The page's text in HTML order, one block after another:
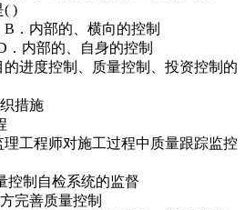
( )
．内部的、横向的控制
．内部的、自身的控制
进度控制、质量控制、投资控制的
措施
工程师对施工过程中质量跟踪监控
控制自检系统的监督
完善质量控制